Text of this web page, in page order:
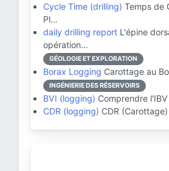
Cycle Time (drilling) Temps de
Pl…
daily drilling report L'épine
opération…
GÉOLOGIE ET EXPLORATION
Borax Logging Carottage au
INGÉNIERIE DES RÉSERVOIRS
BVI (logging) Comprendre
CDR (logging) CDR